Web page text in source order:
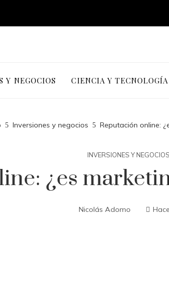
Y NEGOCIOS CIENCIA Y TECNOLOGÍA
Inversiones y negocios Reputación online:
INVERSIONES Y NEGOCIOS
¿es
Nicolás Adomo